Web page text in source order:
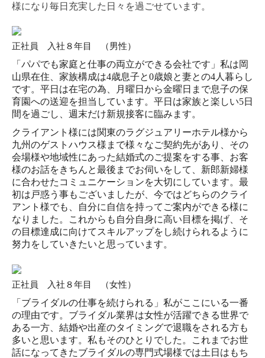
様になり毎日充実した日々を過ごせています。
正社員 入社８年目 （男性）
「パパでも家庭と仕事の両立ができる会社です」私は岡
山県在住、家族構成は4歳息子と0歳娘と妻との4人暮らし
です。平日は在宅の為、月曜日から金曜日まで息子の保
育園への送迎を担当しています。平日は家族と楽しい5日
間を過ごし、週末だけ新規接客に臨みます。
クライアント様には関東のラグジュアリーホテル様から
九州のゲストハウス様まで様々なご契約先があり、その
会場様や地域性にあった結婚式のご提案をする事、お客
様のお話をきちんと最後までお伺いをして、新郎新婦様
に合わせたコミュニケーションを大切にしています。最
初は戸惑う事もございましたが、今ではどちらのクライ
アント様でも、自分に自信を持ってご案内ができる様に
なりました。これからも自分自身に高い目標を掲げ、そ
の目標達成に向けてスキルアップをし続けられるように
努力をしていきたいと思っています。
正社員 入社８年目 （女性）
「ブライダルの仕事を続けられる」私がここにいる一番
の理由です。ブライダル業界は女性が活躍できる世界で
ある一方、結婚や出産のタイミングで退職をされる方も
多いと思います。私もそのひとりでした。これまでお世
話になってきたブライダルの専門式場様では土日はもち